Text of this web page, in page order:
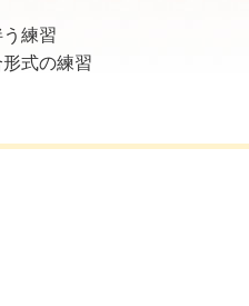
練習
式の練習